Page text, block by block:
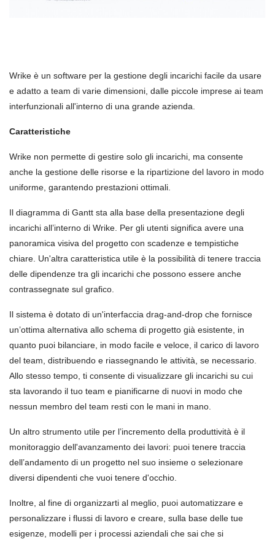
Wrike è un software per la gestione degli incarichi facile da usare
e adatto a team di varie dimensioni, dalle piccole imprese ai team
interfunzionali all'interno di una grande azienda.
Caratteristiche
Wrike non permette di gestire solo gli incarichi, ma consente
anche la gestione delle risorse e la ripartizione del lavoro in modo
uniforme, garantendo prestazioni ottimali.
Il diagramma di Gantt sta alla base della presentazione degli
incarichi all’interno di Wrike. Per gli utenti significa avere una
panoramica visiva del progetto con scadenze e tempistiche
chiare. Un'altra caratteristica utile è la possibilità di tenere traccia
delle dipendenze tra gli incarichi che possono essere anche
contrassegnate sul grafico.
Il sistema è dotato di un'interfaccia drag-and-drop che fornisce
un’ottima alternativa allo schema di progetto già esistente, in
quanto puoi bilanciare, in modo facile e veloce, il carico di lavoro
del team, distribuendo e riassegnando le attività, se necessario.
Allo stesso tempo, ti consente di visualizzare gli incarichi su cui
sta lavorando il tuo team e pianificarne di nuovi in modo che
nessun membro del team resti con le mani in mano.
Un altro strumento utile per l’incremento della produttività è il
monitoraggio dell'avanzamento dei lavori: puoi tenere traccia
dell’andamento di un progetto nel suo insieme o selezionare
diversi dipendenti che vuoi tenere d'occhio.
Inoltre, al fine di organizzarti al meglio, puoi automatizzare e
personalizzare i flussi di lavoro e creare, sulla base delle tue
esigenze, modelli per i processi aziendali che sai che si